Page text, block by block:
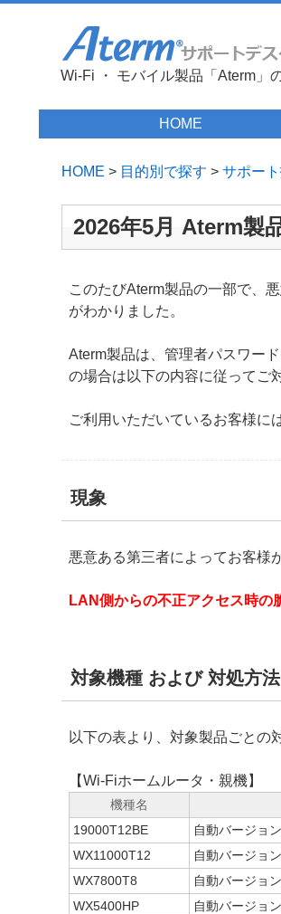
Wi-Fi ・ モバイル製品「Aterm」
HOME
HOME > 目的別で探す >サポー
2026年5月 Aterm製
このたびAterm製品の一部で、
がわかりました。
Aterm製品は、管理者パスワー
の場合は以下の内容に従ってご
ご利用いただいているお客様に
現象
悪意ある第三者によってお客様
LAN側からの不正アクセス時の
対象機種 および 対処方法
以下の表より、対象製品ごとの
【Wi-Fiホームルータ・親機】
機種名
19000T12BE
自動バージョ
WX11000T12
自動バージョ
WX7800T8
自動バージョ
WX5400HP
自動バージョ